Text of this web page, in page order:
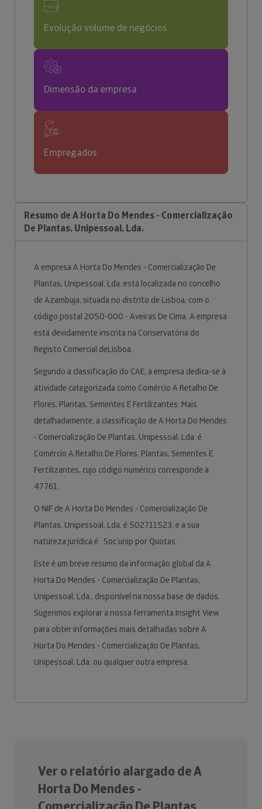
Evolução volume de negócios
Dimensão da empresa
Empregados
Resumo de A Horta Do Mendes - Comercialização
De Plantas, Unipessoal, Lda.
A empresa A Horta Do Mendes - Comercialização De
Plantas, Unipessoal, Lda. está localizada no concelho
de Azambuja, situada no distrito de Lisboa, com o
código postal 2050-000 - Aveiras De Cima. A empresa
está devidamente inscrita na Conservatória do
Registo Comercial deLisboa.
Segundo a classificação do CAE, a empresa dedica-se à
atividade categorizada como Comércio A Retalho De
Flores, Plantas, Sementes E Fertilizantes. Mais
detalhadamente, a classificação de A Horta Do Mendes
- Comercialização De Plantas, Unipessoal, Lda. é
Comércio A Retalho De Flores, Plantas, Sementes E
Fertilizantes, cujo código numérico corresponde a
47761.
O NIF de A Horta Do Mendes - Comercialização De
Plantas, Unipessoal, Lda. é 502711523, e a sua
natureza jurídica é Soc.unip.por Quotas.
Este é um breve resumo da informação global da A
Horta Do Mendes - Comercialização De Plantas,
Unipessoal, Lda., disponível na nossa base de dados.
Sugerimos explorar a nossa ferramenta Insight View
para obter informações mais detalhadas sobre A
Horta Do Mendes - Comercialização De Plantas,
Unipessoal, Lda. ou qualquer outra empresa.
Ver o relatório alargado de A
Horta Do Mendes -